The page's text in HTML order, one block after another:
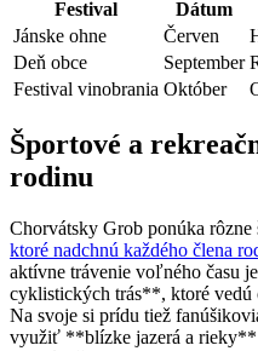
Festival Dátum
Jánske ohne
Červen
Deň obce
September
Festival vinobrania Október
Športové a
rodinu
Chorvátsky Grob ponúka rôzne
ktoré nadchnú každého člena
aktívne trávenie voľného času
cyklistických trás**, ktoré vedú
Na svoje si prídu tiež
využiť **blízke jazerá a rieky**